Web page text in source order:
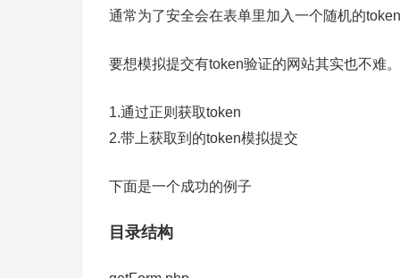
通常为了安全会在表单里加入一个随机的
要想模拟提交有token验证的网站其实也不难。
1.通过正则获取token
2.带上获取到的token模拟提交
下面是一个成功的例子
目录结构